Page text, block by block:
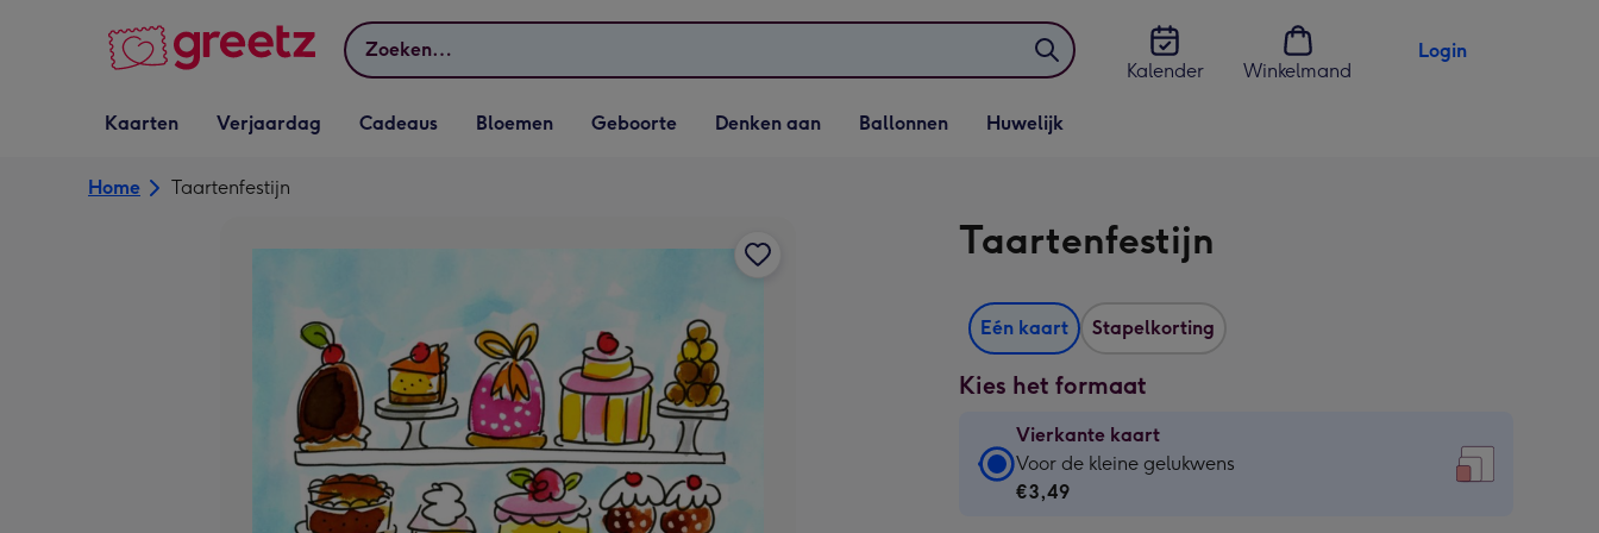
Zoeken
Kalender
Winkelmand
Login
Vervolgkeuzelijst
Kaarten openen
Kaarten
Vervolgkeuzelijst
Verjaardag openen
Verjaardag
Vervolgkeuzelijst
Cadeaus openen
Cadeaus
Vervolgkeuzelijst
Bloemen openen
Bloemen
Vervolgkeuzelijst
Geboorte openen
Geboorte
Vervolgkeuzelijst
Denken aan openen
Denken aan
Vervolgkeuzelijst
Ballonnen openen
Ballonnen
Vervolgkeuzelijst
Huwelijk openen
Huwelijk
Home Taartenfestijn
Taartenfestijn
Eén kaart Stapelkorting
Kies het formaat
Vierkante kaart
Vierkante
kaart
Voor de kleine gelukwens
€3,49